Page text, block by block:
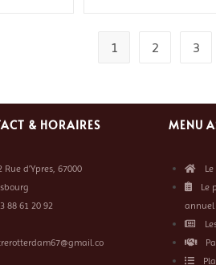
1 2 3
& HORAIRES
Rue d’Ypres, 67000
88 61 20 92
MENU
Le
Le
annuel